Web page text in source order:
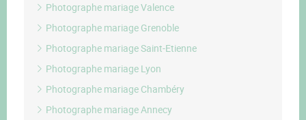
Photographe mariage Valence
Photographe mariage Grenoble
Photographe mariage Saint-Etienne
Photographe mariage Lyon
Photographe mariage Chambéry
Photographe mariage Annecy